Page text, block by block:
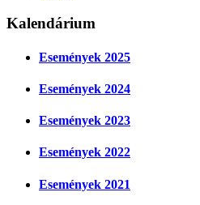
Kalendárium
Események 2025
Események 2024
Események 2023
Események 2022
Események 2021